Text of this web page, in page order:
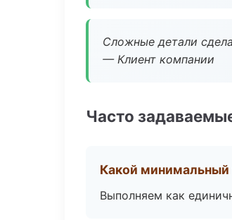
Сложные детали
— Клиент компании
Часто
Какой минимальный
Выполняем как